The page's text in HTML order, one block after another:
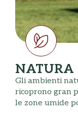
NATURA
Gli ambienti
ricoprono gran
le zone umide